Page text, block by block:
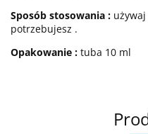
Sposób stosowania :
potrzebujesz .
Opakowanie : tuba 10 ml